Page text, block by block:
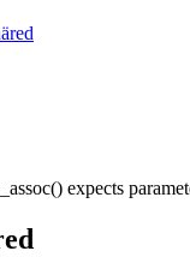
expects